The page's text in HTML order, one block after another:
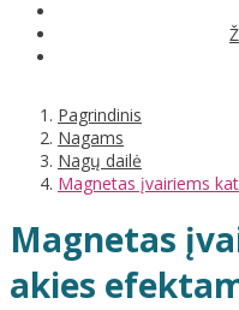
Pagrindinis
Nagams
Nagų dailė
Magnetas įvairiems
Magnetas
akies